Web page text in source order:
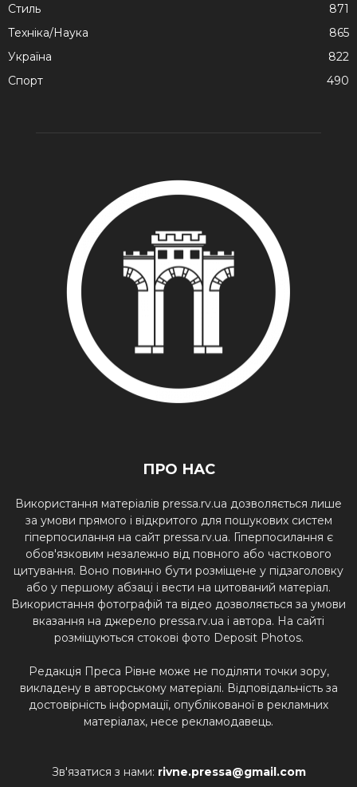
Стиль
871
Техніка/Наука
865
Україна
822
Спорт
490
ПРО НАС
Використання матеріалів pressa.rv.ua дозволяється лише
за умови прямого і відкритого для пошукових систем
гіперпосилання на сайт pressa.rv.ua. Гіперпосилання є
обов'язковим незалежно від повного або часткового
цитування. Воно повинно бути розміщене у підзаголовку
або у першому абзаці і вести на цитований матеріал.
Використання фотографій та відео дозволяється за умови
вказання на джерело pressa.rv.ua і автора. На сайті
розміщуються стокові фото Deposit Photos.
Редакція Преса Рівне може не поділяти точки зору,
викладену в авторському матеріалі. Відповідальність за
достовірність інформації, опублікованої в рекламних
матеріалах, несе рекламодавець.
Зв'язатися з нами: rivne.pressa@gmail.com